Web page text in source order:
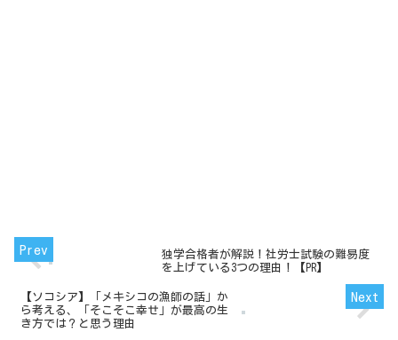
独学合格者が解説！社労士試験の難易度
を上げている3つの理由！【PR】
【ソコシア】「メキシコの漁師の話」か
ら考える、「そこそこ幸せ」が最高の生
き方では？と思う理由